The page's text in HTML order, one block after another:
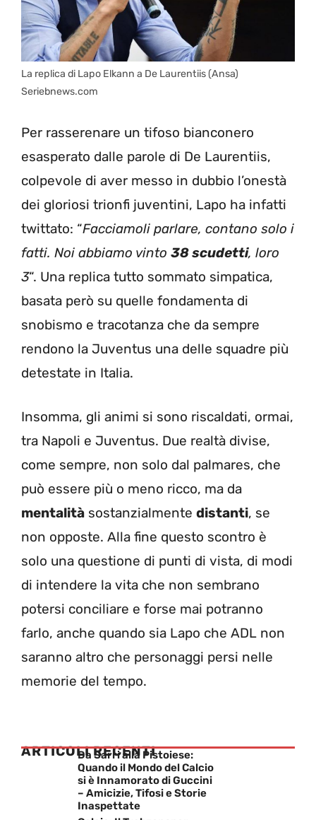
La replica di Lapo Elkann a De Laurentiis (Ansa)
Seriebnews.com
Per rasserenare un tifoso bianconero
esasperato dalle parole di De Laurentiis,
colpevole di aver messo in dubbio l’onestà
dei gloriosi trionfi juventini, Lapo ha infatti
twittato: “Facciamoli parlare, contano solo i
fatti. Noi abbiamo vinto 38 scudetti, loro
3“. Una replica tutto sommato simpatica,
basata però su quelle fondamenta di
snobismo e tracotanza che da sempre
rendono la Juventus una delle squadre più
detestate in Italia.
Insomma, gli animi si sono riscaldati, ormai,
tra Napoli e Juventus. Due realtà divise,
come sempre, non solo dal palmares, che
può essere più o meno ricco, ma da
mentalità sostanzialmente distanti, se
non opposte. Alla fine questo scontro è
solo una questione di punti di vista, di modi
di intendere la vita che non sembrano
potersi conciliare e forse mai potranno
farlo, anche quando sia Lapo che ADL non
saranno altro che personaggi persi nelle
memorie del tempo.
ARTICOLI RECENTI
Da Sarri alla Pistoiese:
Quando il Mondo del Calcio
si è Innamorato di Guccini
– Amicizie, Tifosi e Storie
Inaspettate